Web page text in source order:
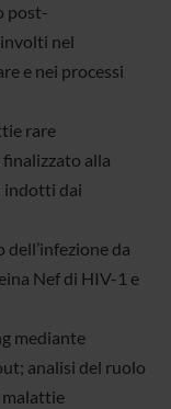
post-
nel
e nei processi
rare
alla
indotti dai
da
Nef di HIV-1 e
mediante
analisi del ruolo
malattie